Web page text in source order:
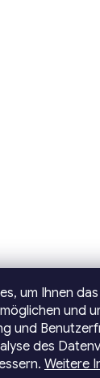
um Ihnen
und
und
des
Weitere